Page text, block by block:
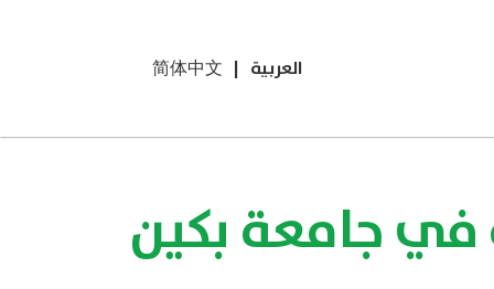
العربية |
简体中文
في جامعة بكين